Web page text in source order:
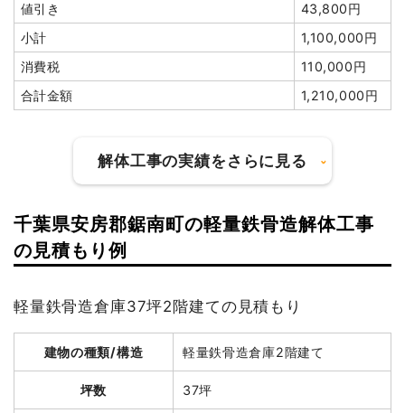
値引き
43,800円
小計
1,100,000円
消費税
110,000円
合計金額
1,210,000円
解体工事の実績をさらに見る
建物の種類/構造
建物解体費用 48万円
総額 57万円
千葉県安房郡鋸南町の軽量鉄骨造解体工事
の見積もり例
軽量鉄骨造倉庫37坪2階建ての見積もり
建物の種類/構造 軽量鉄骨造倉庫2階建て
坪数 37坪